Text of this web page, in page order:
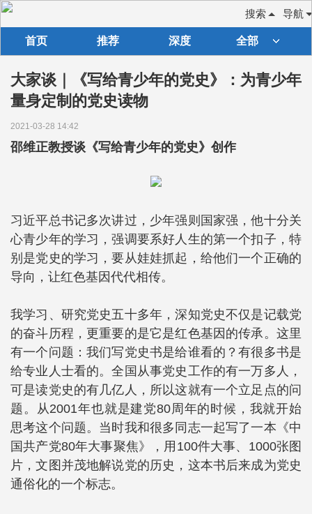
导航
搜索
首页 推荐 深度 全部
大家谈｜《写给青少年的党史》：为青少年
量身定制的党史读物
2021-03-28 14:42
邵维正教授谈《写给青少年的党史》创作
习近平总书记多次讲过，少年强则国家强，他十分关
心青少年的学习，强调要系好人生的第一个扣子，特
别是党史的学习，要从娃娃抓起，给他们一个正确的
导向，让红色基因代代相传。
我学习、研究党史五十多年，深知党史不仅是记载党
的奋斗历程，更重要的是它是红色基因的传承。这里
有一个问题：我们写党史书是给谁看的？有很多书是
给专业人士看的。全国从事党史工作的有一万多人，
可是读党史的有几亿人，所以这就有一个立足点的问
题。从2001年也就是建党80周年的时候，我就开始
思考这个问题。当时我和很多同志一起写了一本《中
国共产党80年大事聚焦》，用100件大事、1000张图
片，文图并茂地解说党的历史，这本书后来成为党史
通俗化的一个标志。